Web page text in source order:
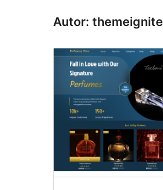
Autor: themeignite